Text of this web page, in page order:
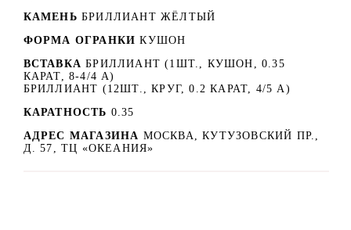
КАМЕНЬ БРИЛЛИАНТ ЖЁЛТЫЙ
ФОРМА ОГРАНКИ КУШОН
ВСТАВКА БРИЛЛИАНТ (1ШТ., КУШОН, 0.35
КАРАТ, 8-4/4 А)
БРИЛЛИАНТ (12ШТ., КРУГ, 0.2 КАРАТ, 4/5 А)
КАРАТНОСТЬ 0.35
АДРЕС МАГАЗИНА МОСКВА, КУТУЗОВСКИЙ ПР.,
Д. 57, ТЦ «ОКЕАНИЯ»